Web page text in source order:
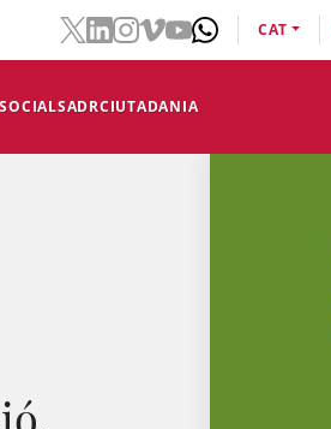
ADRCIUTADANIA
CAT